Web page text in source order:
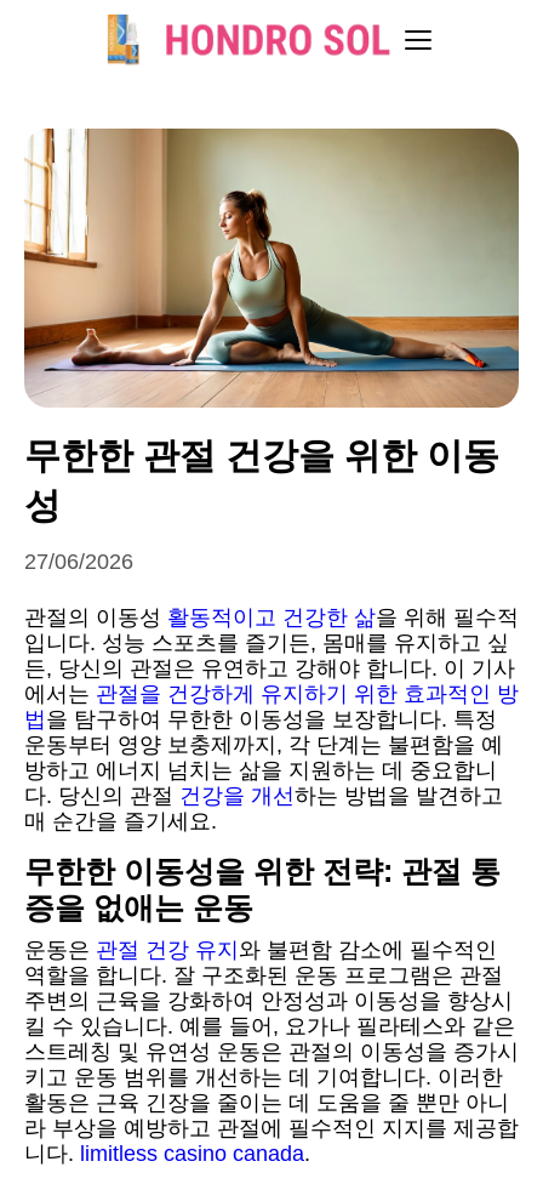
무한한 관절 건강을 위한 이동
성
27/06/2026
관절의 이동성 활동적이고 건강한 삶을 위해 필수적
입니다. 성능 스포츠를 즐기든, 몸매를 유지하고 싶
든, 당신의 관절은 유연하고 강해야 합니다. 이 기사
에서는 관절을 건강하게 유지하기 위한 효과적인 방
법 을 탐구하여 무한한 이동성을 보장합니다. 특정
운동부터 영양 보충제까지, 각 단계는 불편함을 예
방하고 에너지 넘치는 삶을 지원하는 데 중요합니
다. 당신의 관절 건강을 개선하는 방법을 발견하고
매 순간을 즐기세요.
무한한 이동성을 위한 전략: 관절 통
증을 없애는 운동
운동은 관절 건강 유지 와 불편함 감소에 필수적인
역할을 합니다. 잘 구조화된 운동 프로그램은 관절
주변의 근육을 강화하여 안정성과 이동성을 향상시
킬 수 있습니다. 예를 들어, 요가나 필라테스와 같은
스트레칭 및 유연성 운동은 관절의 이동성을 증가시
키고 운동 범위를 개선하는 데 기여합니다. 이러한
활동은 근육 긴장을 줄이는 데 도움을 줄 뿐만 아니
라 부상을 예방하고 관절에 필수적인 지지를 제공합
니다. limitless casino canada.